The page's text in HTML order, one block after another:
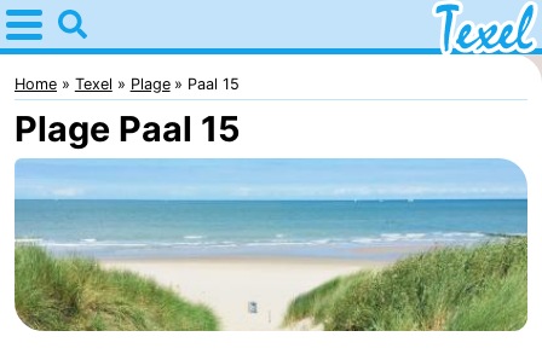
Home
Texel
Astuces
Avec
les
enfants
Villages
-
Home Texel Plage Paal 15
Plage Paal 15